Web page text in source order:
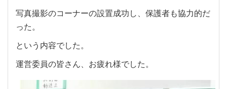
写真撮影のコーナーの設置成功し、保護者も協力的だ
った。
という内容でした。
運営委員の皆さん、お疲れ様でした。